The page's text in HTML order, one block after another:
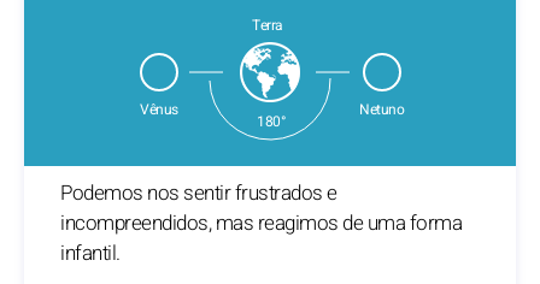
Terra
Vênus Netuno
180°
Podemos nos sentir frustrados e
incompreendidos, mas reagimos de uma forma
infantil.